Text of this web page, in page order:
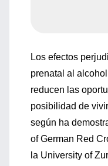
Los efectos
prenatal al
reducen las
posibilidad de
según ha
of German Red
la University of